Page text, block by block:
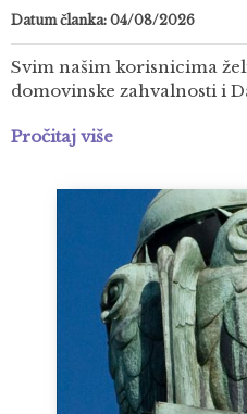
Datum članka: 04/08/2026
Svim našim korisnicima
domovinske zahvalnosti i
Pročitaj više